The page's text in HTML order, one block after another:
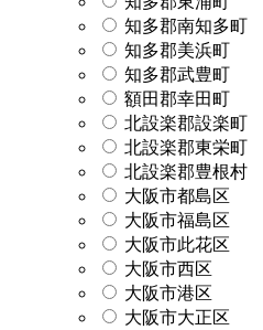
知多郡南知多町
知多郡美浜町
知多郡武豊町
額田郡幸田町
北設楽郡設楽町
北設楽郡東栄町
北設楽郡豊根村
大阪市都島区
大阪市福島区
大阪市此花区
大阪市西区
大阪市港区
大阪市大正区